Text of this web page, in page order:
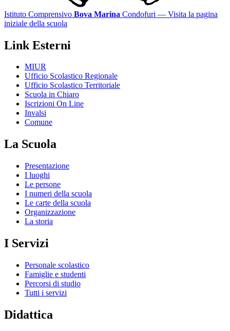
Istituto Comprensivo Bova Marina Condofuri — Visita la pagina
iniziale della scuola
Link Esterni
MIUR
Ufficio Scolastico Regionale
Ufficio Scolastico Territoriale
Scuola in Chiaro
Iscrizioni On Line
Invalsi
Comune
La Scuola
Presentazione
I luoghi
Le persone
I numeri della scuola
Le carte della scuola
Organizzazione
La storia
I Servizi
Personale scolastico
Famiglie e studenti
Percorsi di studio
Tutti i servizi
Didattica